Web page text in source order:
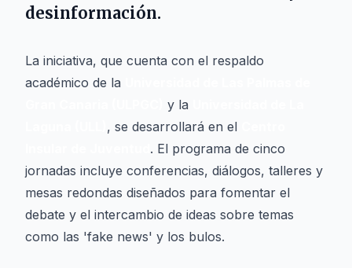
desinformación.
La iniciativa, que cuenta con el respaldo
académico de la
y la
, se desarrollará en el
. El programa de cinco
jornadas incluye conferencias, diálogos, talleres y
mesas redondas diseñados para fomentar el
debate y el intercambio de ideas sobre temas
como las 'fake news' y los bulos.